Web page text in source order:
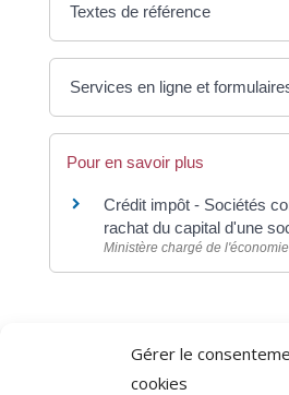
Gérer le
cookies
Textes de référence
Services en ligne et
Pour en savoir plus
Crédit impôt - Sociétés
rachat du capital d'une
Ministère chargé de l'économie
Direction de l'information légale et
comarquage developpé par